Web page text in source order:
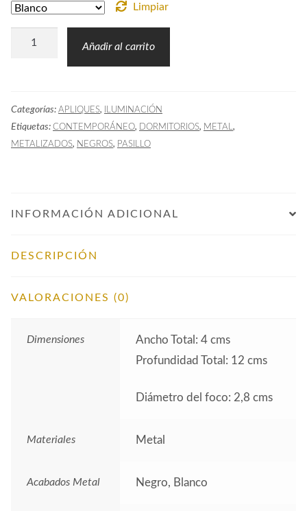
Limpiar
Aplique
cantidad
Añadir al carrito
Categorías: APLIQUES, ILUMINACIÓN
Etiquetas: CONTEMPORÁNEO, DORMITORIOS, METAL ,
METALIZADOS, NEGROS, PASILLO
INFORMACIÓN ADICIONAL
DESCRIPCIÓN
VALORACIONES (0)
Dimensiones
Ancho Total: 4 cms
Profundidad Total: 12 cms
Diámetro del foco: 2,8 cms
Materiales Metal
Acabados Metal Negro, Blanco